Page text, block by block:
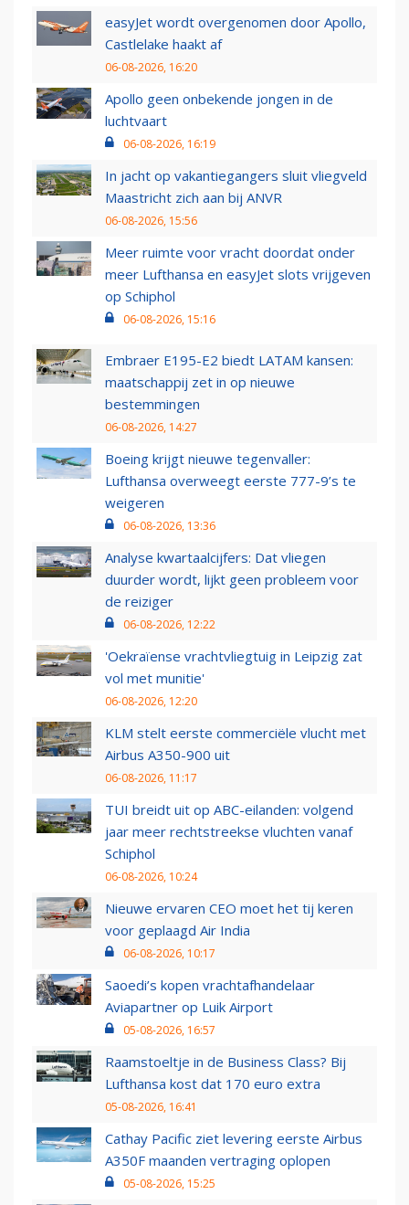
easyJet wordt overgenomen door Apollo,
Castlelake haakt af
06-08-2026, 16:20
Apollo geen onbekende jongen in de
luchtvaart
06-08-2026, 16:19
In jacht op vakantiegangers sluit vliegveld
Maastricht zich aan bij ANVR
06-08-2026, 15:56
Meer ruimte voor vracht doordat onder
meer Lufthansa en easyJet slots vrijgeven
op Schiphol
06-08-2026, 15:16
Embraer E195-E2 biedt LATAM kansen:
maatschappij zet in op nieuwe
bestemmingen
06-08-2026, 14:27
Boeing krijgt nieuwe tegenvaller:
Lufthansa overweegt eerste 777-9’s te
weigeren
06-08-2026, 13:36
Analyse kwartaalcijfers: Dat vliegen
duurder wordt, lijkt geen probleem voor
de reiziger
06-08-2026, 12:22
'Oekraïense vrachtvliegtuig in Leipzig zat
vol met munitie'
06-08-2026, 12:20
KLM stelt eerste commerciële vlucht met
Airbus A350-900 uit
06-08-2026, 11:17
TUI breidt uit op ABC-eilanden: volgend
jaar meer rechtstreekse vluchten vanaf
Schiphol
06-08-2026, 10:24
Nieuwe ervaren CEO moet het tij keren
voor geplaagd Air India
06-08-2026, 10:17
Saoedi’s kopen vrachtafhandelaar
Aviapartner op Luik Airport
05-08-2026, 16:57
Raamstoeltje in de Business Class? Bij
Lufthansa kost dat 170 euro extra
05-08-2026, 16:41
Cathay Pacific ziet levering eerste Airbus
A350F maanden vertraging oplopen
05-08-2026, 15:25